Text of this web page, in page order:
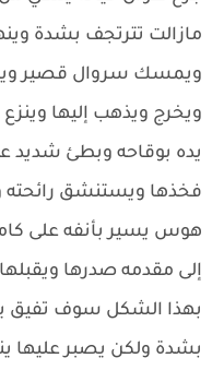
مازالت تترتجف بشدة
ويمسك سروال قصير
ويخرج ويذهب إليها
يده بوقاحه وبطئ شديد
فخذها ويستنشق رائحته
هوس يسير بأنفه على
إلى مقدمه صدرها
بهذا الشكل سوف تفيق
بشدة ولكن يصبر عليها